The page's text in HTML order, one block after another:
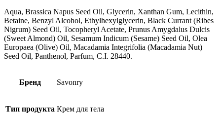
Aqua, Brassica Napus Seed Oil, Glycerin, Xanthan Gum, Lecithin,
Betaine, Benzyl Alcohol, Ethylhexylglycerin, Black Currant (Ribes
Nigrum) Seed Oil, Tocopheryl Acetate, Prunus Amygdalus Dulcis
(Sweet Almond) Oil, Sesamum Indicum (Sesame) Seed Oil, Olea
Еuropaea (Olive) Oil, Macadamia Integrifolia (Macadamia Nut)
Seed Oil, Panthenol, Parfum, C.I. 28440.
Бренд Savonry
Тип продукта Крем для тела